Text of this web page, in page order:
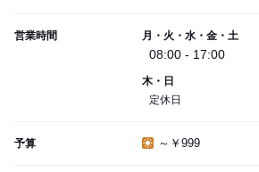
営業時間 月・火・水・金・土
08:00 - 17:00
木・日
定休日
予算 ～￥999